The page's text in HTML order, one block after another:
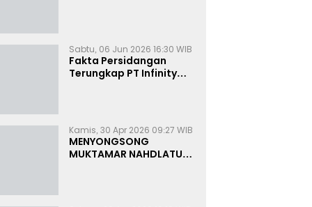
Sabtu, 06 Jun 2026 16:30 WIB
Fakta Persidangan
Terungkap PT Infinity
Kamis, 30 Apr 2026 09:27 WIB
MENYONGSONG
MUKTAMAR NAHDLATUL